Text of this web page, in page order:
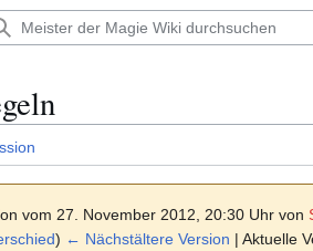
vom 27. November 2012, 20:30 Uhr von
) ← Nächstältere Version | Aktuelle